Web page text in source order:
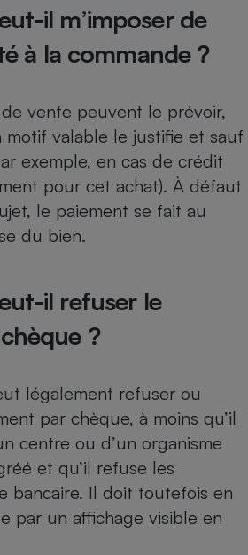
il m’imposer de
à la commande ?
vente peuvent le prévoir,
motif valable le justifie et sauf
exemple, en cas de crédit
pour cet achat). À défaut
le paiement se fait au
du bien.
il refuser le
?
légalement refuser ou
par chèque, à moins qu’il
centre ou d’un organisme
et qu’il refuse les
bancaire. Il doit toutefois en
par un affichage visible en